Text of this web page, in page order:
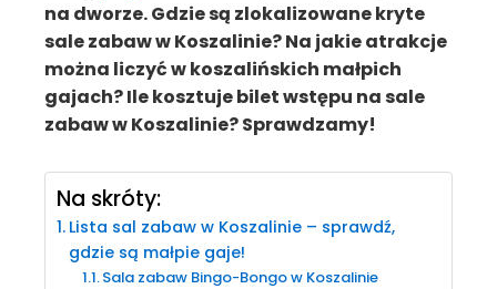
na dworze. Gdzie są zlokalizowane kryte
sale zabaw w Koszalinie? Na jakie atrakcje
można liczyć w koszalińskich małpich
gajach? Ile kosztuje bilet wstępu na sale
zabaw w Koszalinie? Sprawdzamy!
Na skróty:
Lista sal zabaw w Koszalinie – sprawdź,
gdzie są małpie gaje!
Sala zabaw Bingo-Bongo w Koszalinie